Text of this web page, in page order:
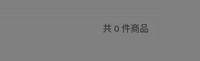
共 0 件商品